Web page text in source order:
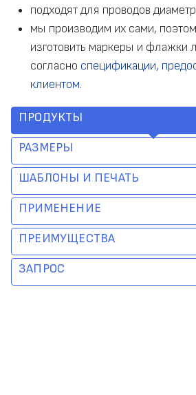
подходят для проводов
мы производим их сами,
изготовить маркеры и флажки
согласно спецификации,
клиентом.
ПРОДУКТЫ
РАЗМЕРЫ
ШАБЛОНЫ И ПЕЧАТЬ
ПРИМЕНЕНИЕ
ПРЕИМУЩЕСТВА
ЗАПРОС